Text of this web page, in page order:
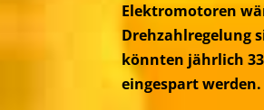
Elektromotoren
Drehzahlregelung
könnten jährlich
eingespart werden.